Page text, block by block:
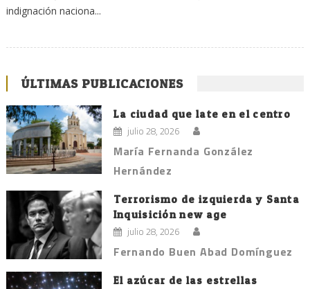
indignación naciona...
ÚLTIMAS PUBLICACIONES
La ciudad que late en el centro
julio 28, 2026
María Fernanda González
Hernández
Terrorismo de izquierda y Santa
Inquisición new age
julio 28, 2026
Fernando Buen Abad Domínguez
El azúcar de las estrellas